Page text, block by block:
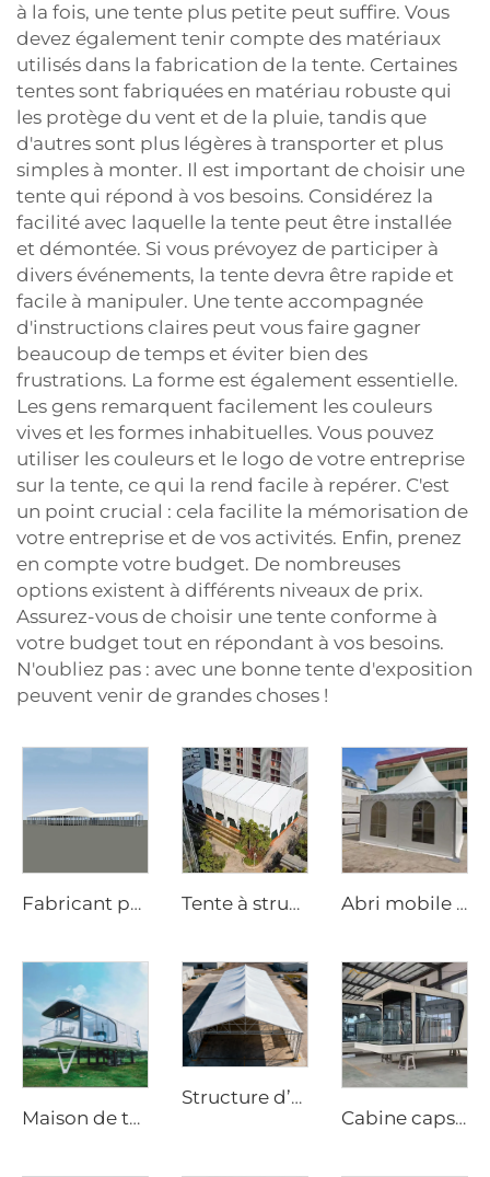
à la fois, une tente plus petite peut suffire. Vous
devez également tenir compte des matériaux
utilisés dans la fabrication de la tente. Certaines
tentes sont fabriquées en matériau robuste qui
les protège du vent et de la pluie, tandis que
d'autres sont plus légères à transporter et plus
simples à monter. Il est important de choisir une
tente qui répond à vos besoins. Considérez la
facilité avec laquelle la tente peut être installée
et démontée. Si vous prévoyez de participer à
divers événements, la tente devra être rapide et
facile à manipuler. Une tente accompagnée
d'instructions claires peut vous faire gagner
beaucoup de temps et éviter bien des
frustrations. La forme est également essentielle.
Les gens remarquent facilement les couleurs
vives et les formes inhabituelles. Vous pouvez
utiliser les couleurs et le logo de votre entreprise
sur la tente, ce qui la rend facile à repérer. C'est
un point crucial : cela facilite la mémorisation de
votre entreprise et de vos activités. Enfin, prenez
en compte votre budget. De nombreuses
options existent à différents niveaux de prix.
Assurez-vous de choisir une tente conforme à
votre budget tout en répondant à vos besoins.
N'oubliez pas : avec une bonne tente d'exposition
peuvent venir de grandes choses !
Fabricant professionnel de tentes de mariage | Tente-banquet à travée libre conforme aux normes européennes et tente-serre transparente pour événements Tente à structure en aluminium tout temps | Auvent commercial sans poteau pour réception de mariage en extérieur et salon professionnel Abri mobile préfabriqué pour sites d’exposition | Chapiteau portable à montage rapide avec structure tubulaire en aluminium pour salons professionnels
Maison de tente de luxe étanche à coque rigide, fournies directement par l'usine pour extérieur
Structure d’entrepôt en aluminium robuste | Tente industrielle de stockage à portée libre pour la logistique et la fabrication
Cabine capsule préfabriquée entièrement équipée | Cabine moderne pour chambre d’hôtel à déploiement rapide